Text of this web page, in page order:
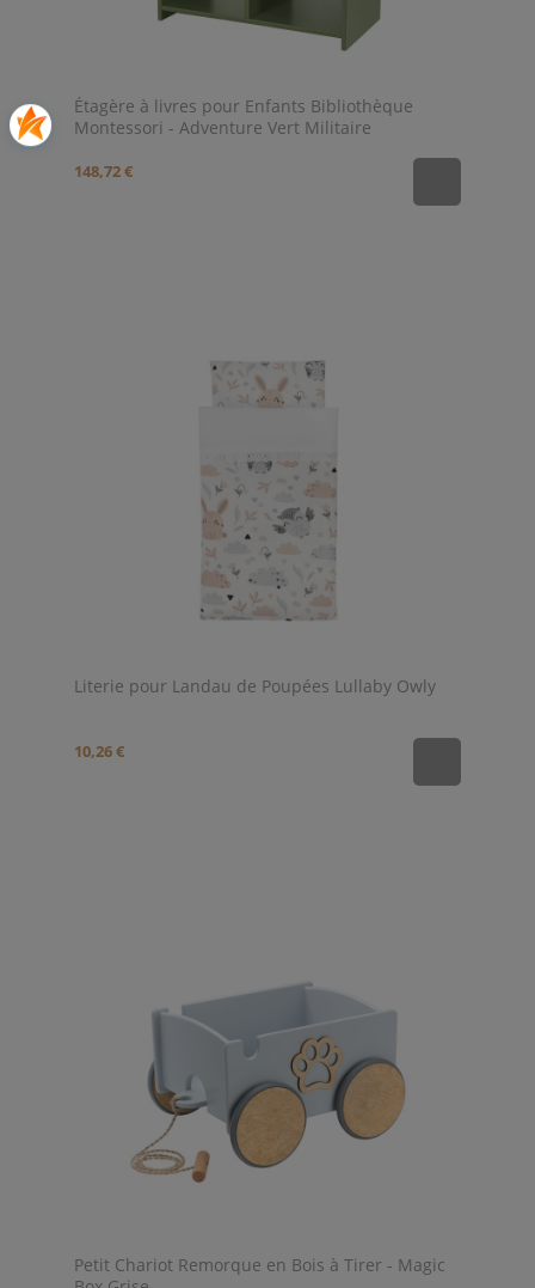
Étagère à livres pour Enfants Bibliothèque
Montessori - Adventure Vert Militaire
148,72 €
Literie pour Landau de Poupées Lullaby Owly
10,26 €
Petit Chariot Remorque en Bois à Tirer - Magic